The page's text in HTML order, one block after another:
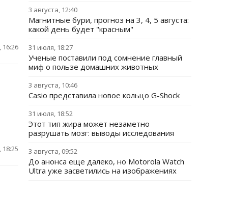
3 августа, 12:40
Магнитные бури, прогноз на 3, 4, 5 августа:
какой день будет "красным"
31 июля, 18:27
Ученые поставили под сомнение главный
миф о пользе домашних животных
3 августа, 10:46
Casio представила новое кольцо G-Shock
31 июля, 18:52
Этот тип жира может незаметно
разрушать мозг: выводы исследования
3 августа, 09:52
До анонса еще далеко, но Motorola Watch
Ultra уже засветились на изображениях